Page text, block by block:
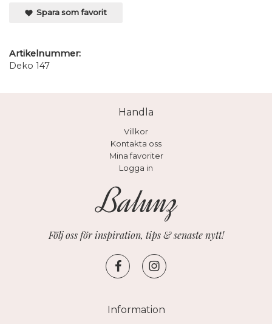
Spara som favorit
Artikelnummer:
Deko 147
Handla
Villkor
Kontakta oss
Mina favoriter
Logga in
Följ oss för inspiration, tips & senaste nytt!
Information